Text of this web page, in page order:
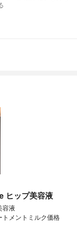
ヒップ美容液
容液
メントミルク価格